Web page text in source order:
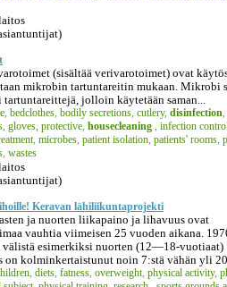
(sisältää verivarotoimet) ovat
mikrobin tartuntareitin mukaan. Mikrobi
jolloin käytetään saman...
bedclothes bodily secretions cutlery, disinfection
gloves, protective housecleaning infection
microbes patient isolation patients' rooms
wastes
Keravan lähiliikuntaprojekti
ja nuorten liikapaino ja lihavuus ovat
vauhtia viimeisen 25 vuoden aikana.
välistä esimerkiksi nuorten (12—18-vuotiaat)
on kolminkertaistunut noin 7:stä vähän yli
diets fatness overweight physical activity,